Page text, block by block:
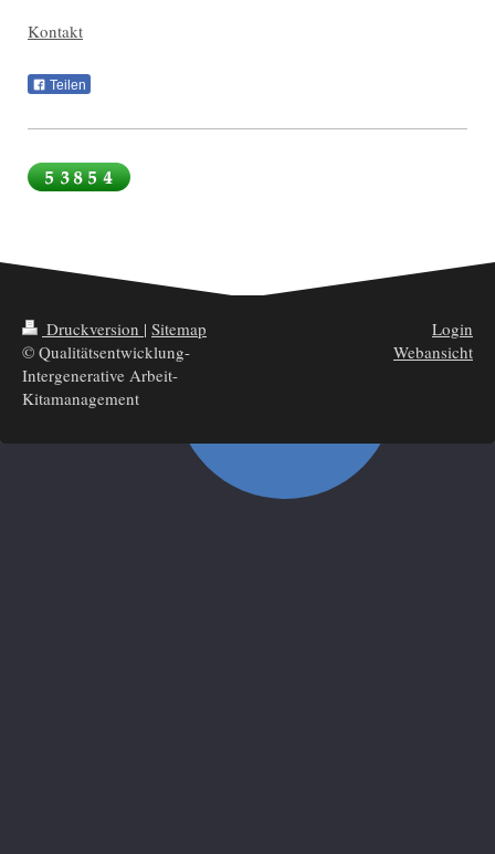
Kontakt
Teilen
Druckversion | Sitemap
© Qualitätsentwicklung-
Intergenerative Arbeit-
Kitamanagement
Login
Webansicht